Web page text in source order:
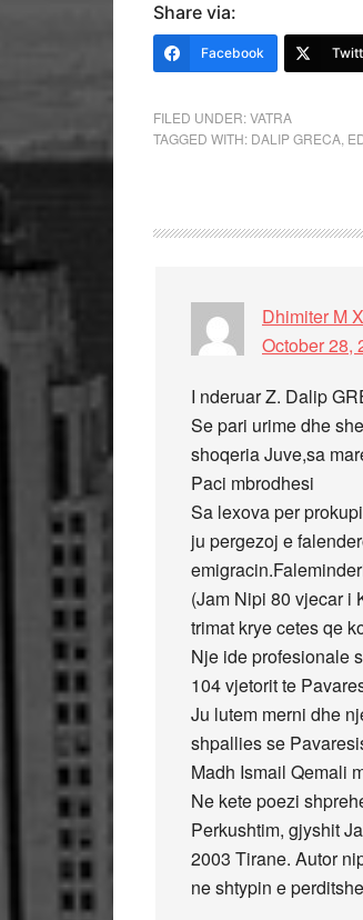
Share via:
Facebook
FILED UNDER:VATRA
TAGGED WITH: DALIP GRECA
Dhimiter M
October 28,
I nderuar Z. Dalip
Se pari urime dhe
shoqeria Juve,sa
Paci mbrodhesi
Sa lexova per
ju pergezoj e
(Jam Nipi 80 vjecar i
trimat krye cetes qe
Nje ide profesionale
104 vjetorit te
Ju lutem merni dhe
shpallies se
Madh Ismail Qemali
Ne kete poezi
Perkushtim, gjyshit
2003 Tirane. Autor
ne shtypin e